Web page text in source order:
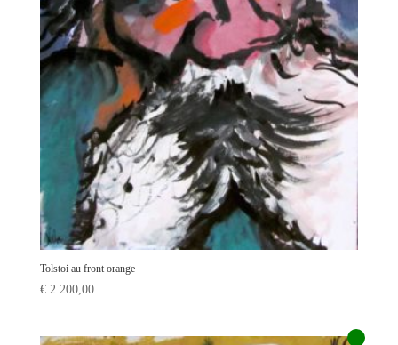
Tolstoi au front orange
€2 200,00